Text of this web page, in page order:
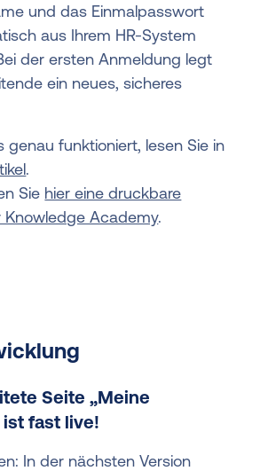
und das Einmalpasswort
aus Ihrem HR-System
der ersten Anmeldung legt
ein neues, sicheres
genau funktioniert, lesen Sie in
.
Sie hier eine druckbare
Knowledge Academy.
Seite „Meine
ist fast live!
In der nächsten Version